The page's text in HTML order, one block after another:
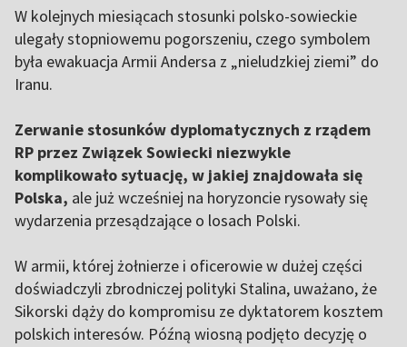
W kolejnych miesiącach stosunki polsko-sowieckie
ulegały stopniowemu pogorszeniu, czego symbolem
była ewakuacja Armii Andersa z „nieludzkiej ziemi” do
Iranu.
Zerwanie stosunków dyplomatycznych z rządem
RP przez Związek Sowiecki niezwykle
komplikowało sytuację, w jakiej znajdowała się
Polska, ale już wcześniej na horyzoncie rysowały się
wydarzenia przesądzające o losach Polski.
W armii, której żołnierze i oficerowie w dużej części
doświadczyli zbrodniczej polityki Stalina, uważano, że
Sikorski dąży do kompromisu ze dyktatorem kosztem
polskich interesów. Późną wiosną podjęto decyzję o